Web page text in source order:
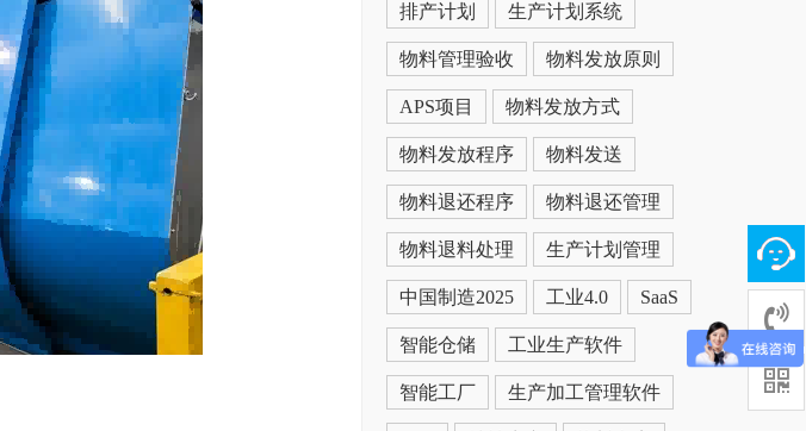
排产计划 生产计划系统
物料管理验收 物料发放原则
APS项目 物料发放方式
物料发放程序 物料发送
物料退还程序 物料退还管理
物料退料处理 生产计划管理
中国制造2025 工业4.0 SaaS
智能仓储 工业生产软件
智能工厂 生产加工管理软件